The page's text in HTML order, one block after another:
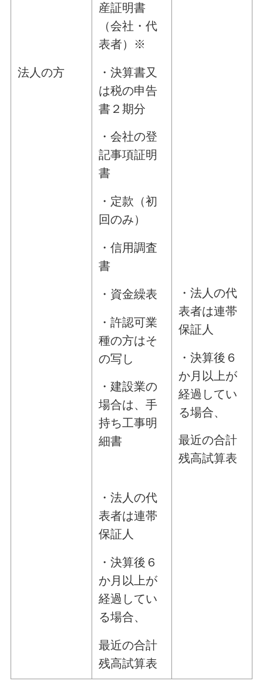
法人の方
産証明書
（会社・代
表者）※
・決算書又
は税の申告
書２期分
・会社の登
記事項証明
書
・定款（初
回のみ）
・信用調査
書
・資金繰表
・許認可業
種の方はそ
の写し
・建設業の
場合は、手
持ち工事明
細書
・法人の代
表者は連帯
保証人
・決算後６
か月以上が
経過してい
る場合、
最近の合計
残高試算表
・法人の代
表者は連帯
保証人
・決算後６
か月以上が
経過してい
る場合、
最近の合計
残高試算表